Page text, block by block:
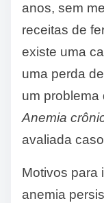
anos, sem
receitas de
existe uma
uma perda
um problema
Anemia
avaliada
Motivos para
anemia